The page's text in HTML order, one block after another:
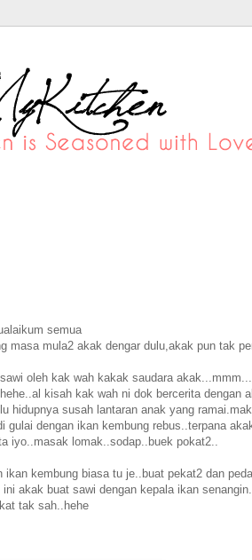
semua
masa mula2 akak dengar dulu,akak pun tak
oleh kak wah kakak saudara
kisah kak wah ni dok bercerita dengan
hidupnya susah lantaran anak yang
dengan ikan kembung rebus..terpana
iyo..masak lomak..sodap..buek pokat2..
kembung biasa tu je..buat pekat2 dan
akak buat sawi dengan kepala ikan
tak sah..hehe